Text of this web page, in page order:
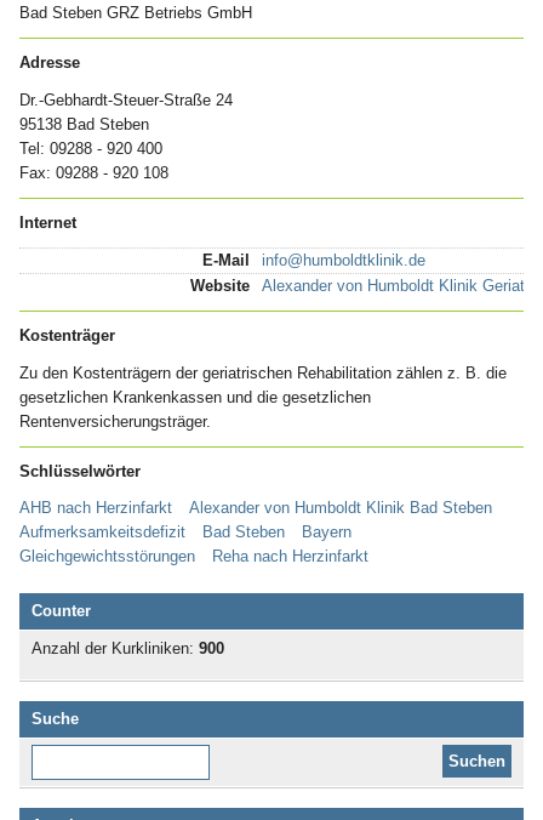
Bad Steben GRZ Betriebs GmbH
Adresse
Dr.-Gebhardt-Steuer-Straße 24
95138 Bad Steben
Tel: 09288 - 920 400
Fax: 09288 - 920 108
Internet
E-Mail
info@humboldtklinik.de
Website
Alexander von Humboldt Klinik
Kostenträger
Zu den Kostenträgern der geriatrischen Rehabilitation zählen z. B. die
gesetzlichen Krankenkassen und die gesetzlichen
Rentenversicherungsträger.
Schlüsselwörter
AHB nach Herzinfarkt
Alexander von Humboldt Klinik Bad Steben
Aufmerksamkeitsdefizit
Bad Steben
Bayern
Gleichgewichtsstörungen
Reha nach Herzinfarkt
Counter
Anzahl der Kurkliniken: 900
Suche